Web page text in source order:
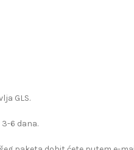
GLS.
6 dana.